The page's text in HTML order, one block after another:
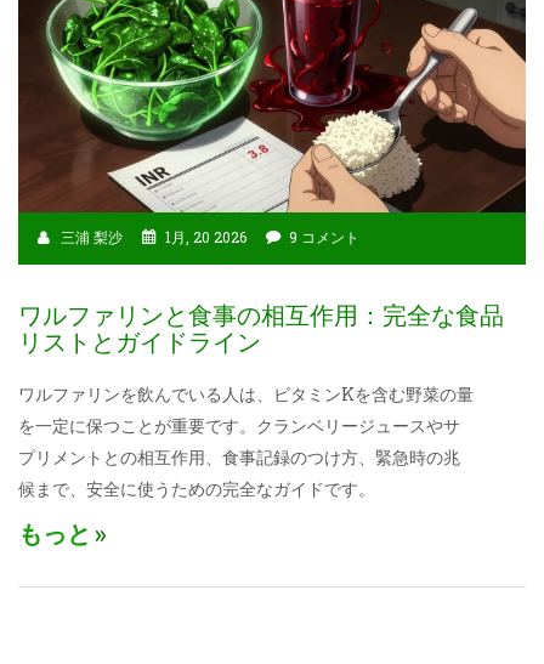
三浦 梨沙 1月, 20 2026 9 コメント
ワルファリンと食事の相互作用：完全な食品
リストとガイドライン
ワルファリンを飲んでいる人は、ビタミンKを含む野菜の量
を一定に保つことが重要です。クランベリージュースやサ
プリメントとの相互作用、食事記録のつけ方、緊急時の兆
候まで、安全に使うための完全なガイドです。
もっと